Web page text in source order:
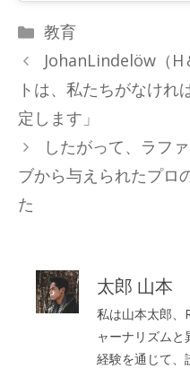
カ
テ
ゴ
リ
ー
教育
JohanLindelöw（H
トは、私たちがなけれ
定します」
したがって、ラフ
ブから与えられたプロ
た
太郎 山本
私は山本太郎、
ャーナリズム
経験を通じて、